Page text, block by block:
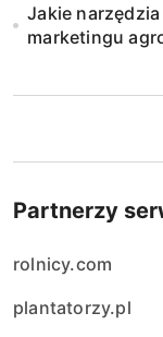
Jakie
marketingu
Partnerzy
rolnicy.com
plantatorzy.pl